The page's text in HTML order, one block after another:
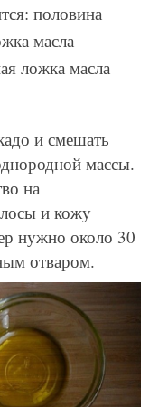
половина
масла
ложка масла
и смешать
массы.
на
и кожу
нужно около 30
отваром.